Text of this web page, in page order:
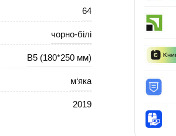
64
чорно-білі
В5 (180*250 мм)
м‘яка
2019